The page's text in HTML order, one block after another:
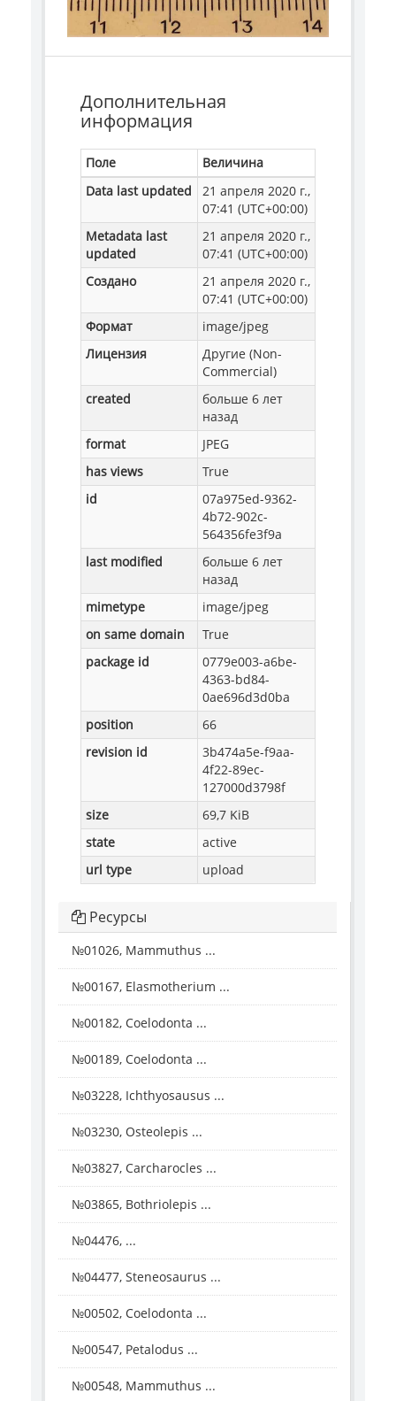
Дополнительная
информация
Поле
Величина
Data last updated
21 апреля 2020 г.,
07:41 (UTC+00:00)
Metadata last
updated
21 апреля 2020 г.,
07:41 (UTC+00:00)
Создано
21 апреля 2020 г.,
07:41 (UTC+00:00)
Формат
image/jpeg
Лицензия
Другие (Non-
Commercial)
created
больше 6 лет
назад
format
JPEG
has views
True
id
07a975ed-9362-
4b72-902c-
564356fe3f9a
last modified
больше 6 лет
назад
mimetype
image/jpeg
on same domain
True
package id
0779e003-a6be-
4363-bd84-
0ae696d3d0ba
position
66
revision id
3b474a5e-f9aa-
4f22-89ec-
127000d3798f
size
69,7 KiB
state
active
url type
upload
Ресурсы
№01026, Mammuthus ...
№00167, Elasmotherium ...
№00182, Coelodonta ...
№00189, Coelodonta ...
№03228, Ichthyosausus ...
№03230, Osteolepis ...
№03827, Carcharocles ...
№03865, Bothriolepis ...
№04476, ...
№04477, Steneosaurus ...
№00502, Coelodonta ...
№00547, Petalodus ...
№00548, Mammuthus ...